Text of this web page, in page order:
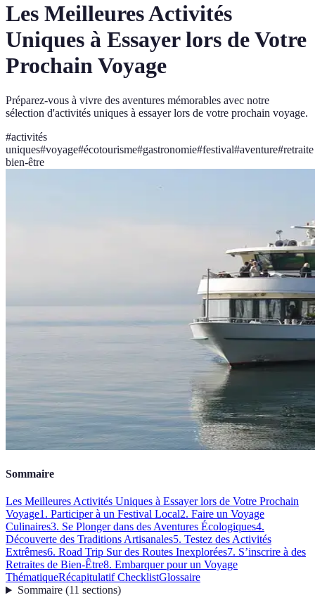
Les Meilleures Activités
Uniques à Essayer lors de Votre
Prochain Voyage
Préparez-vous à vivre des aventures mémorables avec notre
sélection d'activités uniques à essayer lors de votre prochain voyage.
#activités
uniques#voyage#écotourisme#gastronomie#festival#aventure#retraite
bien-être
Sommaire
Les Meilleures Activités Uniques à Essayer lors de Votre Prochain
Voyage1. Participer à un Festival Local2. Faire un Voyage
Culinaires3. Se Plonger dans des Aventures Écologiques4.
Découverte des Traditions Artisanales5. Testez des Activités
Extrêmes6. Road Trip Sur des Routes Inexplorées7. S’inscrire à des
Retraites de Bien-Être8. Embarquer pour un Voyage
ThématiqueRécapitulatif ChecklistGlossaire
Sommaire(11 sections)